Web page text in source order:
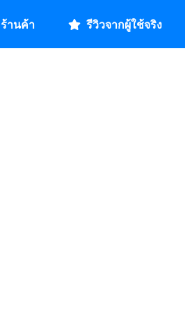
ร้านค้า รีวิวจากผู้ใช้จริง